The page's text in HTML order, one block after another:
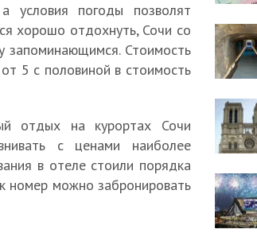
условия погоды позволят
хорошо отдохнуть, Сочи со
запоминающимся. Стоимость
5 с половиной в стоимость
отдых на курортах Сочи
с ценами наиболее
в отеле стоили порядка
номер можно забронировать